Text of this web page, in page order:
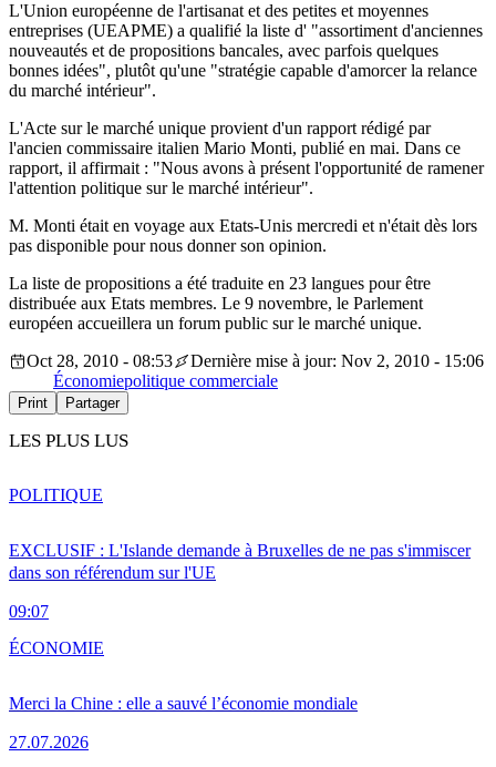
L'Union européenne de l'artisanat et des petites et moyennes
entreprises (UEAPME) a qualifié la liste d' "assortiment d'anciennes
nouveautés et de propositions bancales, avec parfois quelques
bonnes idées", plutôt qu'une "stratégie capable d'amorcer la relance
du marché intérieur".
L'Acte sur le marché unique provient d'un rapport rédigé par
l'ancien commissaire italien Mario Monti, publié en mai. Dans ce
rapport, il affirmait : "Nous avons à présent l'opportunité de ramener
l'attention politique sur le marché intérieur".
M. Monti était en voyage aux Etats-Unis mercredi et n'était dès lors
pas disponible pour nous donner son opinion.
La liste de propositions a été traduite en 23 langues pour être
distribuée aux Etats membres. Le 9 novembre, le Parlement
européen accueillera un forum public sur le marché unique.
Oct 28, 2010 - 08:53
Dernière mise à jour: Nov 2, 2010 - 15:06
Économiepolitique commerciale
Print Partager
LES PLUS LUS
EXCLUSIF : L'Islande demande à Bruxelles de ne pas s'immiscer
dans son référendum sur l'UE
09:07
POLITIQUE
Merci la Chine : elle a sauvé l’économie mondiale
27.07.2026
ÉCONOMIE